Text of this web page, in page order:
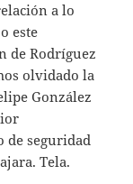
a lo
este
de Rodríguez
olvidado la
González
de seguridad
Tela.